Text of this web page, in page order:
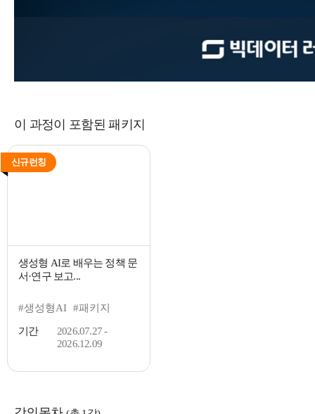
이 과정이 포함된 패키지
신규런칭
생성형 AI로 배우는 정책 문
서·연구 보고...
#생성형AI #패키지
기간
2026.07.27 -
2026.12.09